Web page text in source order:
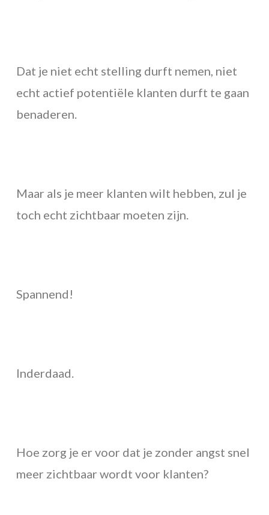
Dat je niet echt stelling durft nemen, niet
echt actief potentiële klanten durft te gaan
benaderen.
Maar als je meer klanten wilt hebben, zul je
toch echt zichtbaar moeten zijn.
Spannend!
Inderdaad.
Hoe zorg je er voor dat je zonder angst snel
meer zichtbaar wordt voor klanten?